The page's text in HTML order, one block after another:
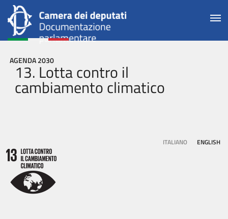
AGENDA 2030
13. Lotta contro il
cambiamento climatico
ITALIANO ENGLISH